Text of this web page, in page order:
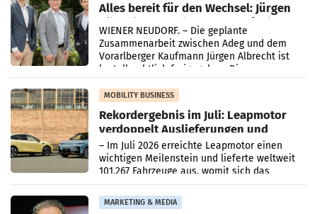
Alles bereit für den Wechsel: Jürgen
Albrecht setzt ab 1.1.2027 auf Adeg
WIENER NEUDORF. – Die geplante
Zusammenarbeit zwischen Adeg und dem
Vorarlberger Kaufmann Jürgen Albrecht ist
kartellrechtlich freigegeben: Die
Bundeswettbewerbsbehörde und der
Bundeskartellanwalt
MOBILITY BUSINESS
Rekordergebnis im Juli: Leapmotor
verdoppelt Auslieferungen und
überschreitet die 100.000er-Marke
– Im Juli 2026 erreichte Leapmotor einen
wichtigen Meilenstein und lieferte weltweit
101.267 Fahrzeuge aus, womit sich das
Ergebnis gegenüber Juli 2025 mehr als
verdoppelte (+102
MARKETING & MEDIA